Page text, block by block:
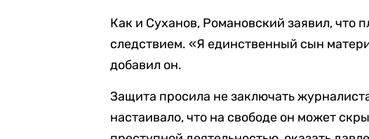
Как и Суханов, Романовский заявил, что
следствием. «Я единственный сын
добавил он.
Защита просила не заключать
настаивало, что на свободе он может